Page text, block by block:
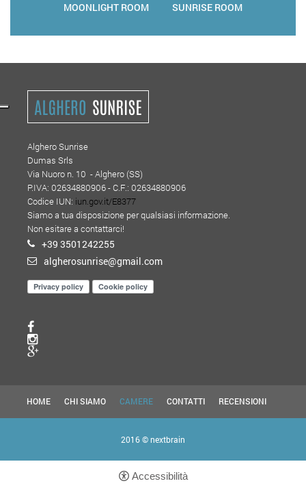
MOONLIGHT ROOM
SUNRISE ROOM
Alghero Sunrise
Dumas Srls
Via Nuoro n. 10 - Alghero (SS)
P.IVA: 02634880906 - C.F.: 02634880906
Codice IUN: iun.gov.it/E8377
Siamo a tua disposizione per qualsiasi informazione.
Non esitare a contattarci!
+39 3501242255
algherosunrise@gmail.com
Privacy policy Cookie policy
HOME CHI SIAMO CAMERE CONTATTI RECENSIONI
2016 ©nextbrain
Accessibilità